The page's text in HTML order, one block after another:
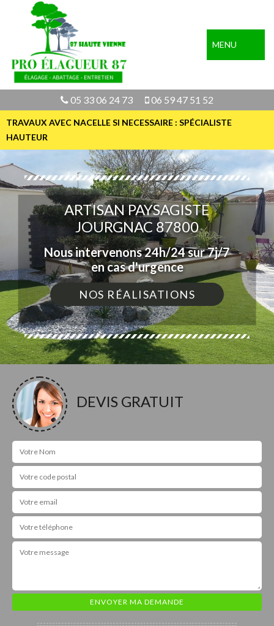
MENU
05 33 06 24 73 06 59 47 51 52
TRAVAUX AVEC NACELLE SI NECESSAIRE : SPÉCIALISTE
HAUTEUR
ARTISAN PAYSAGISTE
JOURGNAC 87800
Nous intervenons 24h/24 sur 7j/7
en cas d'urgence
NOS RÉALISATIONS
DEVIS GRATUIT